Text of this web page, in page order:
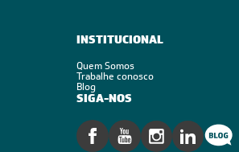
INSTITUCIONAL
Quem Somos
Trabalhe conosco
Blog
SIGA-NOS